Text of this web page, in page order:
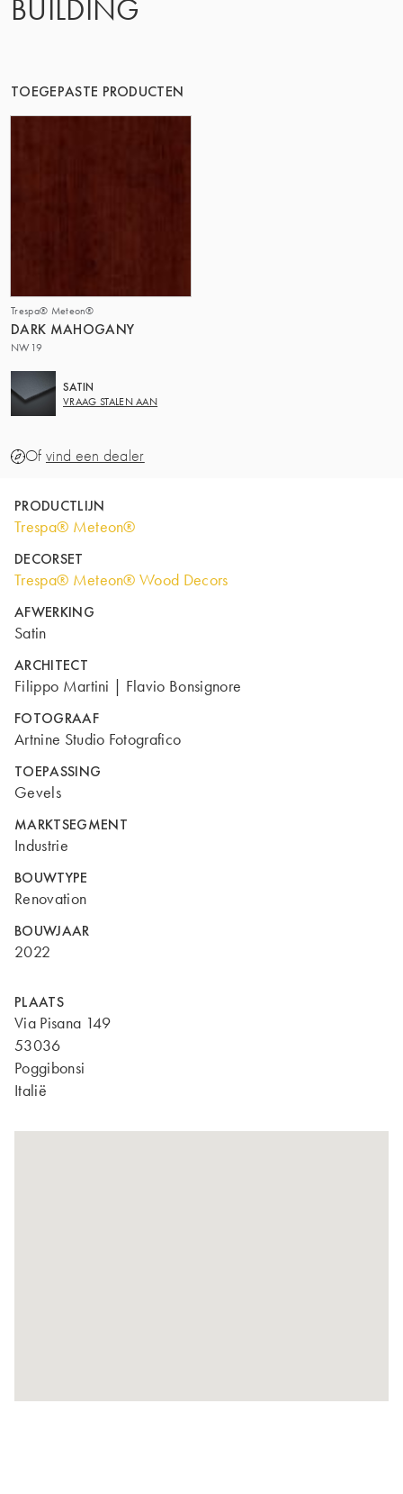
BUILDING
TOEGEPASTE PRODUCTEN
Trespa® Meteon®
DARK MAHOGANY
NW19
SATIN
VRAAG STALEN AAN
Of vind een dealer
PRODUCTLIJN
Trespa® Meteon®
DECORSET
Trespa® Meteon® Wood Decors
AFWERKING
Satin
ARCHITECT
Filippo Martini | Flavio Bonsignore
FOTOGRAAF
Artnine Studio Fotografico
TOEPASSING
Gevels
MARKTSEGMENT
Industrie
BOUWTYPE
Renovation
BOUWJAAR
2022
PLAATS
Via Pisana 149
53036
Poggibonsi
Italië